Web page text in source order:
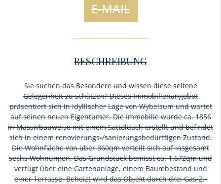
E-MAIL
BESCHREIBUNG
Sie suchen das Besondere und wissen diese seltene
Gelegenheit zu schätzen? Dieses Immobilienangebot
präsentiert sich in idyllischer Lage von Wybelsum und wartet
auf seinen neuen Eigentümer. Die Immobilie wurde ca. 1856
in Massivbauweise mit einem Satteldach erstellt und befindet
sich in einem renovierungs-/sanierungsbedürftigen Zustand.
Die Wohnfläche von über 360qm verteilt sich auf insgesamt
sechs Wohnungen. Das Grundstück bemisst ca. 1.672qm und
verfügt über eine Gartenanlage, einem Baumbestand und
einer Terrasse. Beheizt wird das Objekt durch drei Gas-Z.-